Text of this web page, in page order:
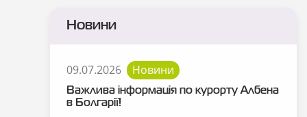
Новини
09.07.2026 Новини
Важлива інформація по курорту Албена
в Болгарії!